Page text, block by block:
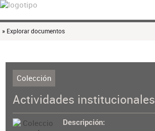
» Explorar documentos
Colección
Actividades institucionales
Descripción